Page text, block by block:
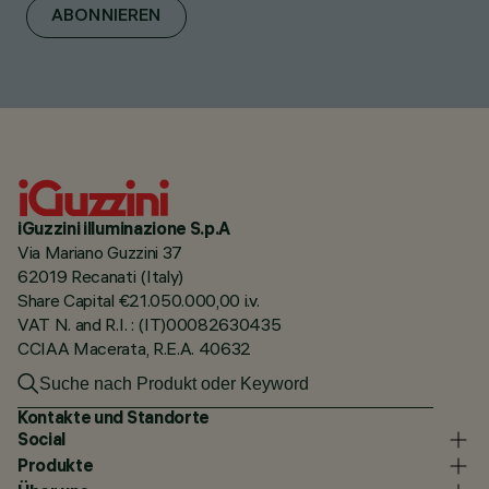
ABONNIEREN
iGuzzini illuminazione S.p.A
Via Mariano Guzzini 37
62019 Recanati (Italy)
Share Capital €21.050.000,00 i.v.
VAT N. and R.I. : (IT)00082630435
CCIAA Macerata, R.E.A. 40632
Kontakte und Standorte
Social
Produkte